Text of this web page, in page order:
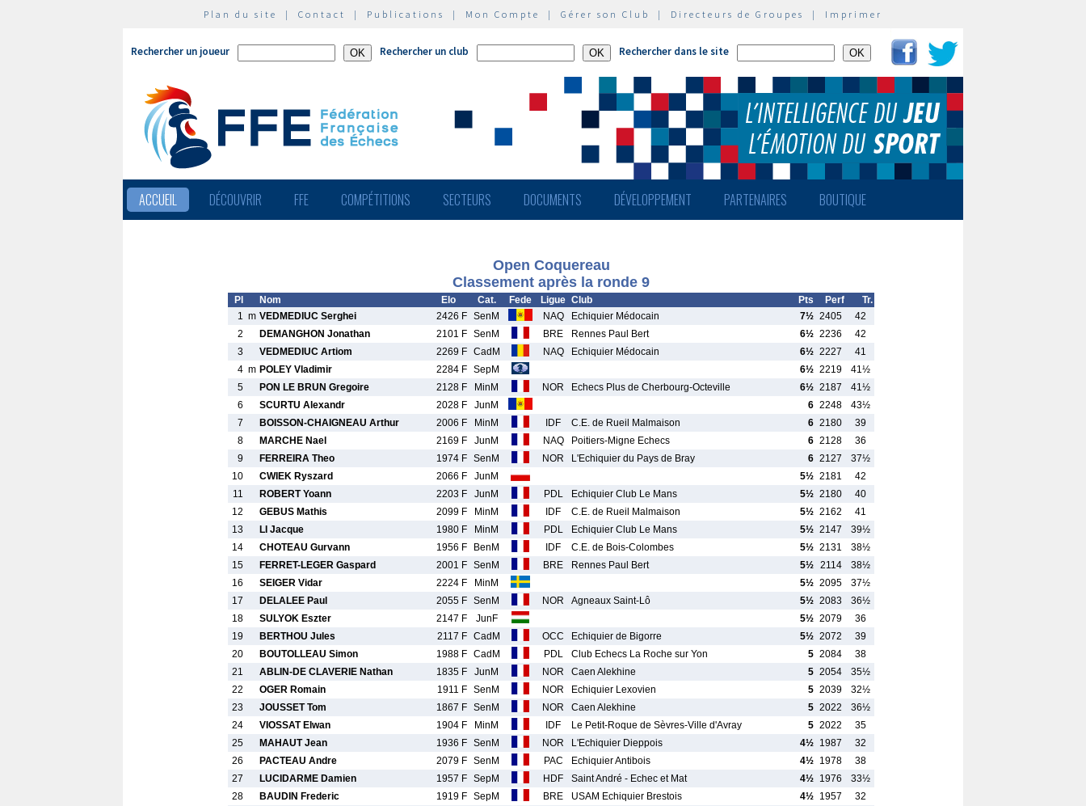
Plan du site | Contact | Publications | Mon Compte | Gérer son Club | Directeurs de Groupes | Imprimer
Rechercher un joueur Rechercher un club Rechercher dans le site
ACCUEIL DÉCOUVRIR FFE COMPÉTITIONS SECTEURS DOCUMENTS DÉVELOPPEMENT PARTENAIRES BOUTIQUE
Open Coquereau
Classement après la ronde 9
Pl Nom Elo Cat. Fede Ligue Club Pts Perf
Tr.
1 m VEDMEDIUC Serghei 2426 F SenM NAQ Echiquier Médocain 7½ 2405
42
2
DEMANGHON Jonathan 2101 F SenM BRE Rennes Paul Bert 6½ 2236
42
3
VEDMEDIUC Artiom 2269 F CadM NAQ Echiquier Médocain 6½ 2227
41
4 m POLEY Vladimir 2284 F SepM 6½ 2219
41½
5
PON LE BRUN Gregoire 2128 F MinM NOR Echecs Plus de Cherbourg-Octeville 6½ 2187
41½
6
SCURTU Alexandr 2028 F JunM 6 2248
43½
7
BOISSON-CHAIGNEAU Arthur 2006 F MinM IDF C.E. de Rueil Malmaison 6 2180
39
8
MARCHE Nael 2169 F JunM NAQ Poitiers-Migne Echecs 6 2128
36
9
FERREIRA Theo 1974 F SenM NOR L'Echiquier du Pays de Bray 6 2127
37½
10
CWIEK Ryszard 2066 F JunM 5½ 2181
42
11
ROBERT Yoann 2203 F JunM PDL Echiquier Club Le Mans 5½ 2180
40
12
GEBUS Mathis 2099 F MinM IDF C.E. de Rueil Malmaison 5½ 2162
41
13
LI Jacque 1980 F MinM PDL Echiquier Club Le Mans 5½ 2147
39½
14
CHOTEAU Gurvann 1956 F BenM IDF C.E. de Bois-Colombes 5½ 2131
38½
15
FERRET-LEGER Gaspard 2001 F SenM BRE Rennes Paul Bert 5½ 2114
38½
16
SEIGER Vidar 2224 F MinM 5½ 2095
37½
17
DELALEE Paul 2055 F SenM NOR Agneaux Saint-Lô 5½ 2083
36½
18
SULYOK Eszter 2147 F JunF 5½ 2079
36
19
BERTHOU Jules 2117 F CadM OCC Echiquier de Bigorre 5½ 2072
39
20
BOUTOLLEAU Simon 1988 F CadM PDL Club Echecs La Roche sur Yon 5 2084
38
21
ABLIN-DE CLAVERIE Nathan 1835 F JunM NOR Caen Alekhine 5 2054
35½
22
OGER Romain 1911 F SenM NOR Echiquier Lexovien 5 2039
32½
23
JOUSSET Tom 1867 F SenM NOR Caen Alekhine 5 2022
36½
24
VIOSSAT Elwan 1904 F MinM IDF Le Petit-Roque de Sèvres-Ville d'Avray 5 2022
35
25
MAHAUT Jean 1936 F SenM NOR L'Echiquier Dieppois 4½ 1987
32
26
PACTEAU Andre 2079 F SenM PAC Echiquier Antibois 4½ 1978
38
27
LUCIDARME Damien 1957 F SepM HDF Saint André - Echec et Mat 4½ 1976
33½
28
BAUDIN Frederic 1919 F SepM BRE USAM Echiquier Brestois 4½ 1957
32